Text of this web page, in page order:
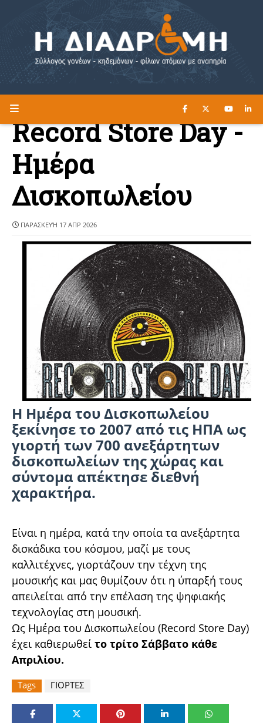
Η ΔΙΑΔΡΟΜΗ ΔΙΑΒΑΣΤΕ ΕΔΩ ►
Record Store Day -
Ημέρα
Δισκοπωλείου
ΠΑΡΑΣΚΕΥΉ 17 ΑΠΡ 2026
Η Ημέρα του Δισκοπωλείου
ξεκίνησε το 2007 από τις ΗΠΑ ως
γιορτή των 700 ανεξάρτητων
δισκοπωλείων της χώρας και
σύντομα απέκτησε διεθνή
χαρακτήρα.
Είναι η ημέρα, κατά την οποία τα ανεξάρτητα
δισκάδικα του κόσμου, μαζί με τους
καλλιτέχνες, γιορτάζουν την τέχνη της
μουσικής και μας θυμίζουν ότι η ύπαρξή τους
απειλείται από την επέλαση της ψηφιακής
τεχνολογίας στη μουσική.
Ως Ημέρα του Δισκοπωλείου (Record Store Day)
έχει καθιερωθεί το τρίτο Σάββατο κάθε
Απριλίου.
Tags ΓΙΟΡΤΕΣ